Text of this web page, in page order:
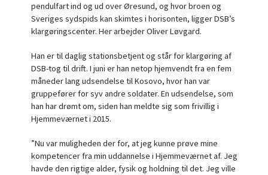
pendulfart ind og ud over Øresund, og hvor broen og
Sveriges sydspids kan skimtes i horisonten, ligger DSB’s
klargøringscenter. Her arbejder Oliver Løvgard.
Han er til daglig stationsbetjent og står for klargøring af
DSB-tog til drift. I juni er han netop hjemvendt fra en fem
måneder lang udsendelse til Kosovo, hvor han var
gruppefører for syv andre soldater. En udsendelse, som
han har drømt om, siden han meldte sig som frivillig i
Hjemmeværnet i 2015.
”Nu var muligheden der for, at jeg kunne prøve mine
kompetencer fra min uddannelse i Hjemmeværnet af. Jeg
havde den rigtige alder, fysik og holdning til det. Jeg ville